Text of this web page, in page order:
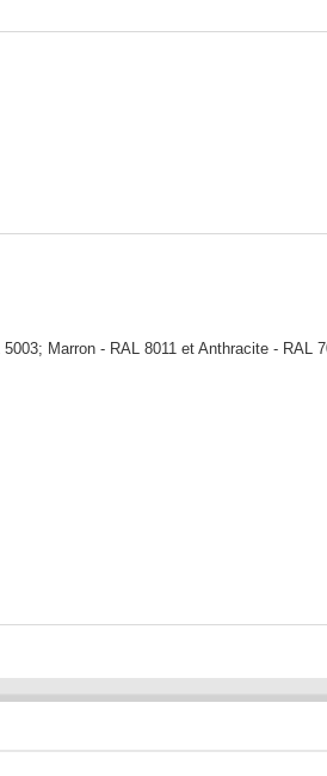
Marron - RAL 8011 et Anthracite - RAL